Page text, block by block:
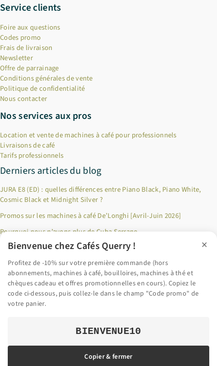
Service clients
Foire aux questions
Codes promo
Frais de livraison
Newsletter
Offre de parrainage
Conditions générales de vente
Politique de confidentialité
Nous contacter
Nos services aux pros
Location et vente de machines à café pour professionnels
Livraisons de café
Tarifs professionnels
Derniers articles du blog
JURA E8 (ED) : quelles différences entre Piano Black, Piano White,
Cosmic Black et Midnight Silver ?
Promos sur les machines à café De’Longhi [Avril-Juin 2026]
Pourquoi nous n’avons plus de Cuba Serrano
Jusqu’à 100€ remboursés sur les produits Riviera & Bar ! [Décembre
2024]
Pourquoi privilégier le café en grains fraîchement torréfié ?
Accéder au blog
© 2026 Cafés Querry | Tous droits réservés |
×
Bienvenue chez Cafés Querry !
Profitez de -10% sur votre première commande (hors
abonnements, machines à café, bouilloires, machines à thé et
chèques cadeau et offres promotionnelles en cours). Copiez le
code ci-dessous, puis collez-le dans le champ "Code promo" de
votre panier.
BIENVENUE10
Copier & fermer